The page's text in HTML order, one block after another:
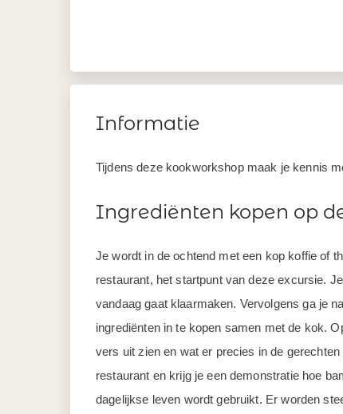
Informatie
Tijdens deze kookworkshop maak je kennis
Ingrediënten kopen op
Je wordt in de ochtend met een kop koffie of
restaurant, het startpunt van deze excursie.
vandaag gaat klaarmaken. Vervolgens ga je
ingrediënten in te kopen samen met de kok.
vers uit zien en wat er precies in de
restaurant en krijg je een demonstratie hoe
dagelijkse leven wordt gebruikt. Er worden